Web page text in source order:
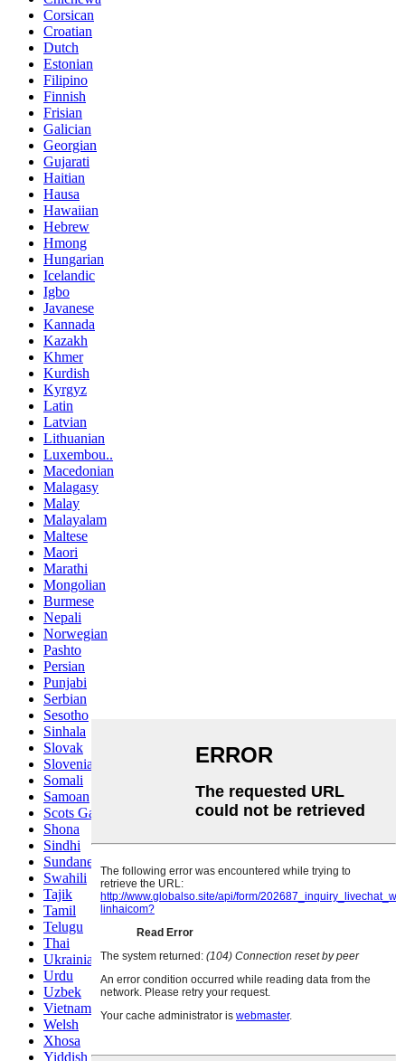
Corsican
Croatian
Dutch
Estonian
Filipino
Finnish
Frisian
Galician
Georgian
Gujarati
Haitian
Hausa
Hawaiian
Hebrew
Hmong
Hungarian
Icelandic
Igbo
Javanese
Kannada
Kazakh
Khmer
Kurdish
Kyrgyz
Latin
Latvian
Lithuanian
Luxembou..
Macedonian
Malagasy
Malay
Malayalam
Maltese
Maori
Marathi
Mongolian
Burmese
Nepali
Norwegian
Pashto
Persian
Punjabi
Serbian
Sesotho
Sinhala
Slovak
Slovenian
Somali
Samoan
Scots Gaelic
Shona
Sindhi
Sundanese
Swahili
Tajik
Tamil
Telugu
Thai
Ukrainian
Urdu
Uzbek
Vietnamese
Welsh
Xhosa
Yiddish